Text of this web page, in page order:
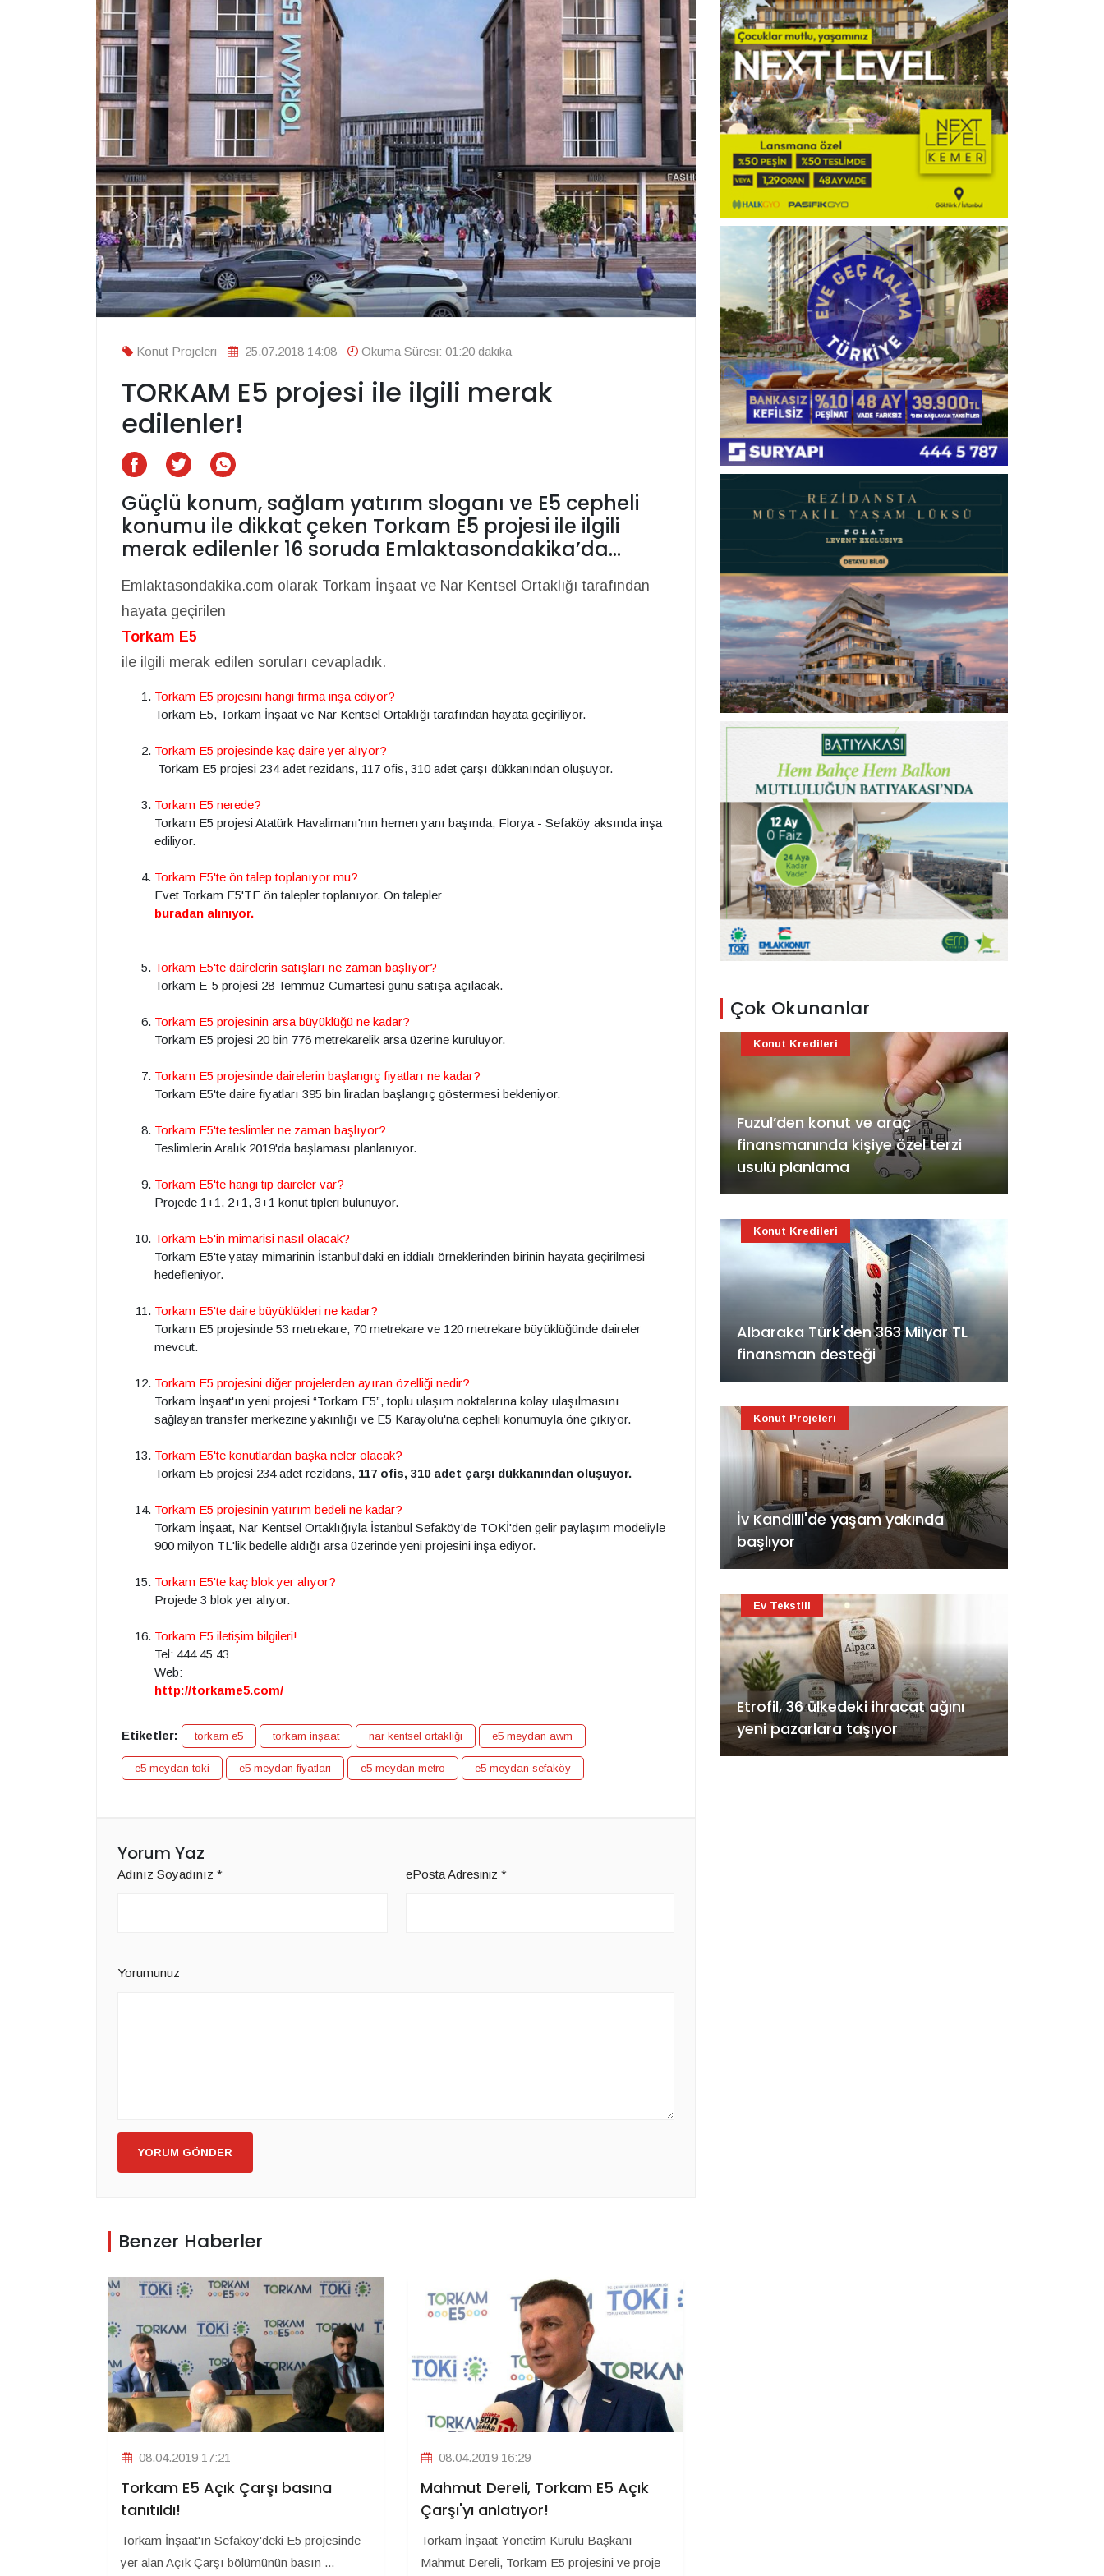
Konut Projeleri 25.07.2018 14:08 Okuma Süresi: 01:20 dakika
TORKAM E5 projesi ile ilgili merak
edilenler!
Güçlü konum, sağlam yatırım sloganı ve E5 cepheli
konumu ile dikkat çeken Torkam E5 projesi ile ilgili
merak edilenler 16 soruda Emlaktasondakika’da…
Emlaktasondakika.com olarak Torkam İnşaat ve Nar Kentsel Ortaklığı tarafından
hayata geçirilen
Torkam E5
ile ilgili merak edilen soruları cevapladık.
Torkam E5 projesini hangi firma inşa ediyor?
Torkam E5, Torkam İnşaat ve Nar Kentsel Ortaklığı tarafından hayata geçiriliyor.
Torkam E5 projesinde kaç daire yer alıyor?
Torkam E5 projesi 234 adet rezidans, 117 ofis, 310 adet çarşı dükkanından oluşuyor.
Torkam E5 nerede?
Torkam E5 projesi Atatürk Havalimanı'nın hemen yanı başında, Florya - Sefaköy aksında inşa
ediliyor.
Torkam E5'te ön talep toplanıyor mu?
Evet Torkam E5'TE ön talepler toplanıyor. Ön talepler
buradan alınıyor.
Torkam E5'te dairelerin satışları ne zaman başlıyor?
Torkam E-5 projesi 28 Temmuz Cumartesi günü satışa açılacak.
Torkam E5 projesinin arsa büyüklüğü ne kadar?
Torkam E5 projesi 20 bin 776 metrekarelik arsa üzerine kuruluyor.
Torkam E5 projesinde dairelerin başlangıç fiyatları ne kadar?
Torkam E5'te daire fiyatları 395 bin liradan başlangıç göstermesi bekleniyor.
Torkam E5'te teslimler ne zaman başlıyor?
Teslimlerin Aralık 2019'da başlaması planlanıyor.
Torkam E5'te hangi tip daireler var?
Projede 1+1, 2+1, 3+1 konut tipleri bulunuyor.
Torkam E5'in mimarisi nasıl olacak?
Torkam E5'te yatay mimarinin İstanbul'daki en iddialı örneklerinden birinin hayata geçirilmesi
hedefleniyor.
Torkam E5'te daire büyüklükleri ne kadar?
Torkam E5 projesinde 53 metrekare, 70 metrekare ve 120 metrekare büyüklüğünde daireler
mevcut.
Torkam E5 projesini diğer projelerden ayıran özelliği nedir?
Torkam İnşaat'ın yeni projesi “Torkam E5”, toplu ulaşım noktalarına kolay ulaşılmasını
sağlayan transfer merkezine yakınlığı ve E5 Karayolu'na cepheli konumuyla öne çıkıyor.
Torkam E5'te konutlardan başka neler olacak?
Torkam E5 projesi 234 adet rezidans, 117 ofis, 310 adet çarşı dükkanından oluşuyor.
Torkam E5 projesinin yatırım bedeli ne kadar?
Torkam İnşaat, Nar Kentsel Ortaklığıyla İstanbul Sefaköy'de TOKİ'den gelir paylaşım modeliyle
900 milyon TL'lik bedelle aldığı arsa üzerinde yeni projesini inşa ediyor.
Torkam E5'te kaç blok yer alıyor?
Projede 3 blok yer alıyor.
Torkam E5 iletişim bilgileri!
Tel: 444 45 43
Web:
http://torkame5.com/
Etiketler: torkam e5 torkam inşaat nar kentsel ortaklığı e5 meydan awm
e5 meydan toki e5 meydan fiyatları e5 meydan metro e5 meydan sefaköy
Yorum Yaz
Adınız Soyadınız * ePosta Adresiniz *
Yorumunuz
YORUM GÖNDER
Benzer Haberler
08.04.2019 17:21
Torkam E5 Açık Çarşı basına
tanıtıldı!
Torkam İnşaat'ın Sefaköy'deki E5 projesinde
yer alan Açık Çarşı bölümünün basın ...
08.04.2019 16:29
Mahmut Dereli, Torkam E5 Açık
Çarşı'yı anlatıyor!
Torkam İnşaat Yönetim Kurulu Başkanı
Mahmut Dereli, Torkam E5 projesini ve proje
Çok Okunanlar
Fuzul’den konut ve araç
finansmanında kişiye özel terzi
usulü planlama
Konut Kredileri
Albaraka Türk'den 363 Milyar TL
finansman desteği
Konut Kredileri
İv Kandilli'de yaşam yakında
başlıyor
Konut Projeleri
Etrofil, 36 ülkedeki ihracat ağını
yeni pazarlara taşıyor
Ev Tekstili